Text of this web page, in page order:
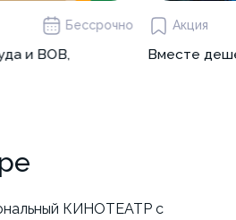
Бессрочно
и ВОВ,
Акция
Вместе
КИНОТЕАТР с